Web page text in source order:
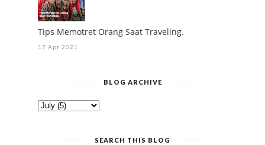
Tips Memotret Orang Saat Traveling.
17 Apr 2021
BLOG ARCHIVE
SEARCH THIS BLOG